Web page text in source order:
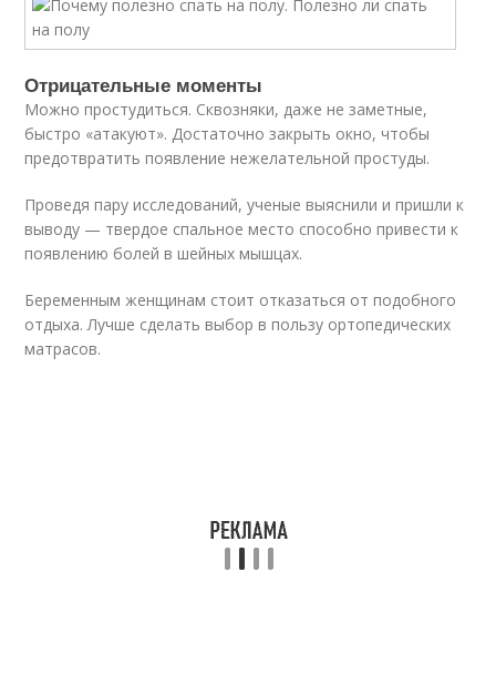
Отрицательные моменты
Можно простудиться. Сквозняки, даже не заметные,
быстро «атакуют». Достаточно закрыть окно, чтобы
предотвратить появление нежелательной простуды.
Проведя пару исследований, ученые выяснили и пришли к
выводу — твердое спальное место способно привести к
появлению болей в шейных мышцах.
Беременным женщинам стоит отказаться от подобного
отдыха. Лучше сделать выбор в пользу ортопедических
матрасов.